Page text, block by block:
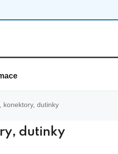
konektory, dutinky
dutinky